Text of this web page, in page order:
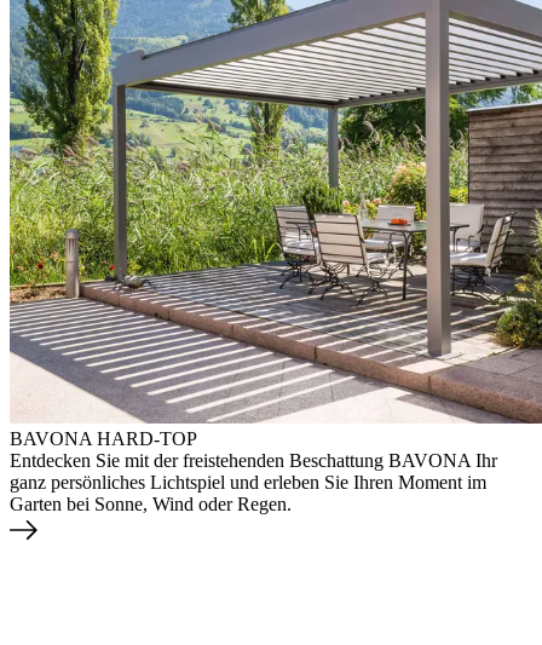
BAVONA HARD-TOP
Entdecken Sie mit der freistehenden Beschattung BAVONA Ihr
ganz persönliches Lichtspiel und erleben Sie Ihren Moment im
Garten bei Sonne, Wind oder Regen.